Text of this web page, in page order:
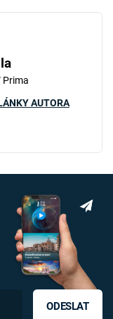
Prima
AUTORA
ODESLAT